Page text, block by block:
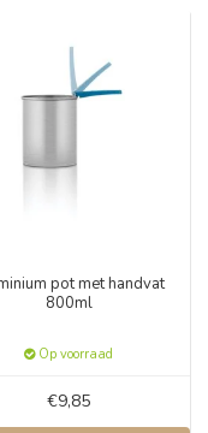
pot met handvat
800ml
Op voorraad
€9,85